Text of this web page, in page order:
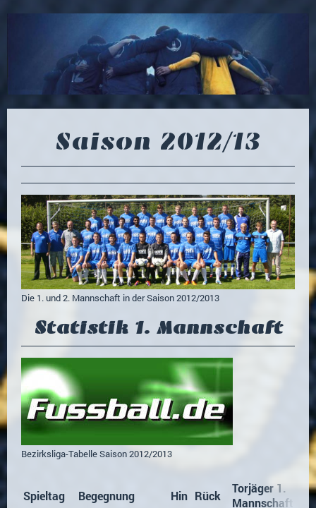
Saison 2012/13
Die 1. und 2. Mannschaft in der Saison 2012/2013
Statistik 1. Mannschaft
Bezirksliga-Tabelle Saison 2012/2013
Spieltag Begegnung Hin Rück
Torjäger 1.
Mannschaft